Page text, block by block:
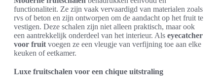
functionaliteit. Ze zijn vaak vervaardigd van materialen zoals
rvs of beton en zijn ontworpen om de aandacht op het fruit te
vestigen. Deze schalen zijn niet alleen praktisch, maar ook
een aantrekkelijk onderdeel van het interieur. Als eyecatcher
voor fruit voegen ze een vleugje van verfijning toe aan elke
keuken of eetkamer.
Luxe fruitschalen voor een chique uitstraling